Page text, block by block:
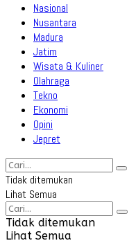
Nasional
Nusantara
Madura
Jatim
Wisata & Kuliner
Olahraga
Tekno
Ekonomi
Opini
Jepret
Tidak ditemukan
Lihat Semua
Tidak ditemukan
Lihat Semua